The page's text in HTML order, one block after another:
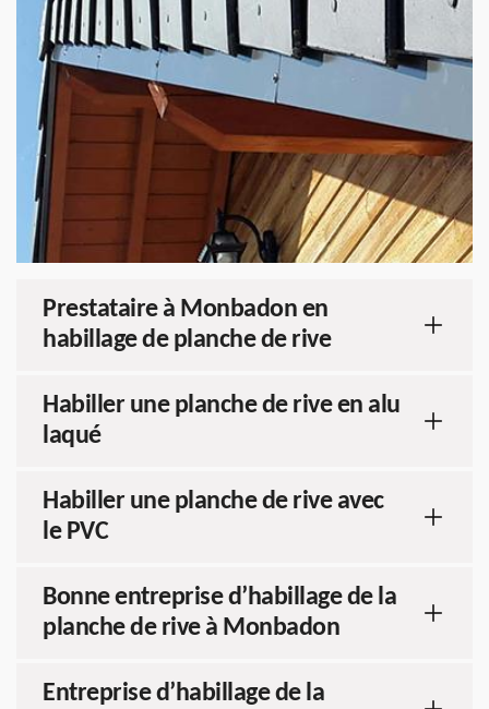
Prestataire à Monbadon en
habillage de planche de rive
Habiller une planche de rive en alu
laqué
Habiller une planche de rive avec
le PVC
Bonne entreprise d’habillage de la
planche de rive à Monbadon
Entreprise d’habillage de la